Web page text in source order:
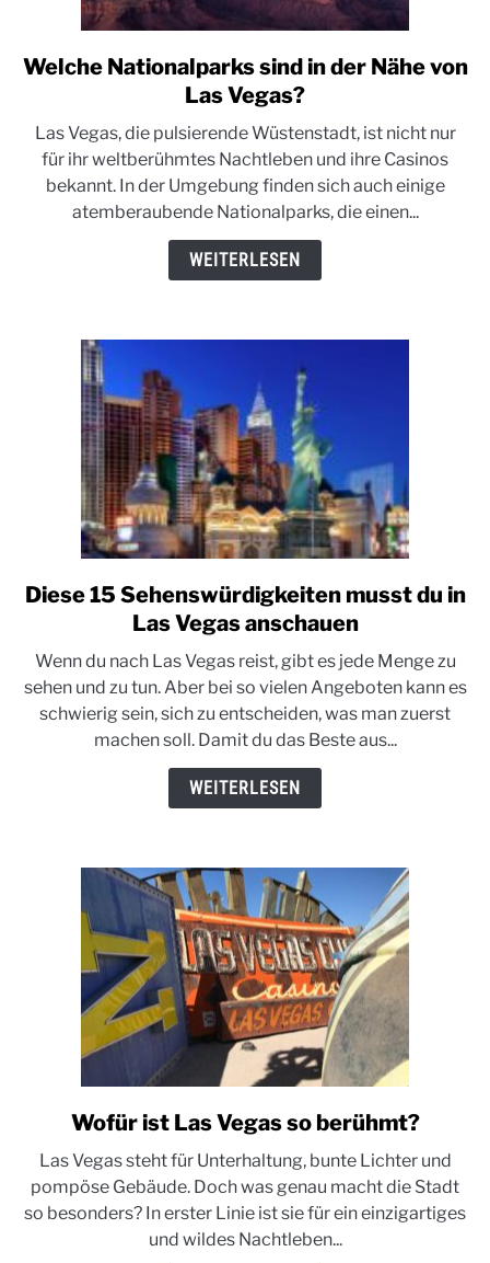
link
to
Nationalparks
sind
in
der
Nähe
Welche Nationalparks sind in der Nähe von
Las Vegas?
Las Vegas, die pulsierende Wüstenstadt, ist nicht nur
für ihr weltberühmtes Nachtleben und ihre Casinos
bekannt. In der Umgebung finden sich auch einige
atemberaubende Nationalparks, die einen...
WEITERLESEN
link
to
15
Sehenswürdigkeiten
musst
du
in
Diese 15 Sehenswürdigkeiten musst du in
Las Vegas anschauen
Wenn du nach Las Vegas reist, gibt es jede Menge zu
sehen und zu tun. Aber bei so vielen Angeboten kann es
schwierig sein, sich zu entscheiden, was man zuerst
machen soll. Damit du das Beste aus...
WEITERLESEN
link
Wofür
ist
Las
Vegas
Wofür ist Las Vegas so berühmt?
Las Vegas steht für Unterhaltung, bunte Lichter und
pompöse Gebäude. Doch was genau macht die Stadt
so besonders? In erster Linie ist sie für ein einzigartiges
und wildes Nachtleben...